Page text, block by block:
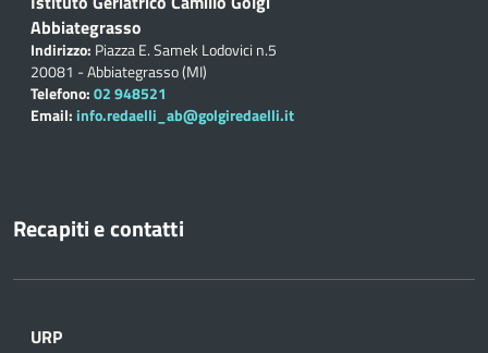
Abbiategrasso
Indirizzo: Piazza E. Samek Lodovici n.5
20081 - Abbiategrasso (MI)
Telefono:02 948521
Email: info.redaelli_ab@golgiredaelli.it
Recapiti e contatti
URP